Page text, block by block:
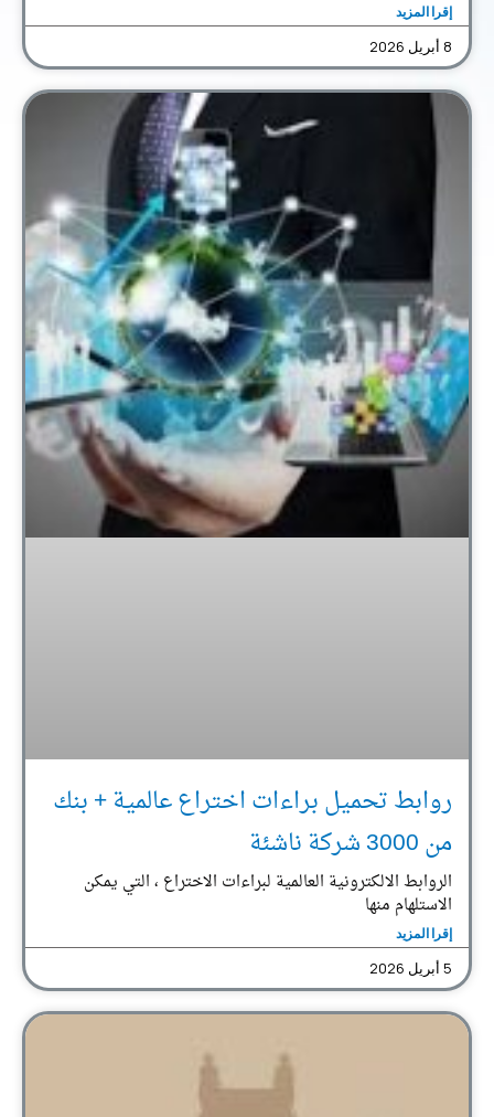
إقرا المزيد
8 أبريل 2026
روابط تحميل براءات اختراع عالمية + بنك
من 3000 شركة ناشئة
الروابط الالكترونية العالمية لبراءات الاختراع ، التي يمكن
الاستلهام منها
إقرا المزيد
5 أبريل 2026